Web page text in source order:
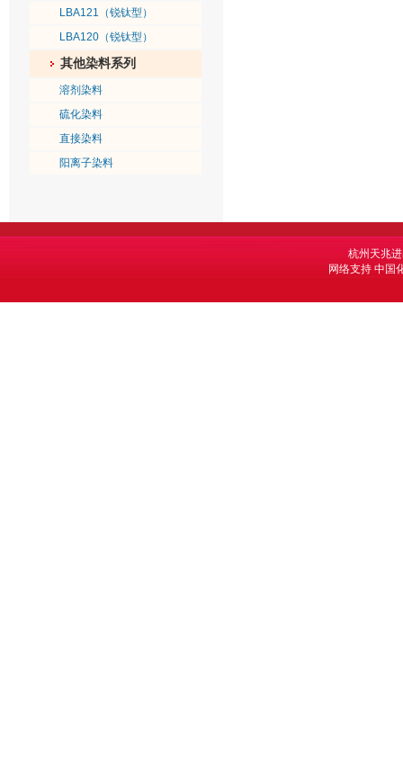
LBA121（锐钛型）
LBA120（锐钛型）
其他染料系列
溶剂染料
硫化染料
直接染料
阳离子染料
杭州天兆
网络支持 中国